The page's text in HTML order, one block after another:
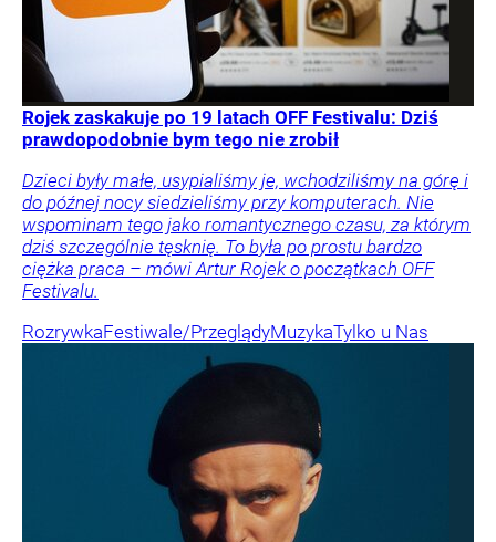
Rojek zaskakuje po 19 latach OFF Festivalu: Dziś
prawdopodobnie bym tego nie zrobił
Dzieci były małe, usypialiśmy je, wchodziliśmy na górę i
do późnej nocy siedzieliśmy przy komputerach. Nie
wspominam tego jako romantycznego czasu, za którym
dziś szczególnie tęsknię. To była po prostu bardzo
ciężka praca – mówi Artur Rojek o początkach OFF
Festivalu.
RozrywkaFestiwale/PrzeglądyMuzykaTylko u Nas